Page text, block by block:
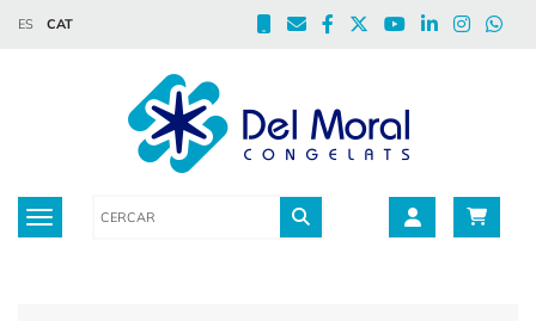
ES CAT
Toggle navigation